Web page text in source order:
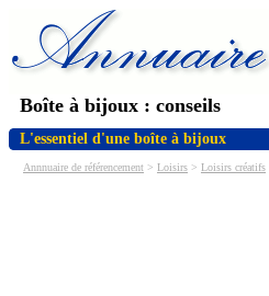
Boîte à bijoux : conseils
L'essentiel d'une boîte à bijoux
Annnuaire de référencement > Loisirs > Loisirs créatifs